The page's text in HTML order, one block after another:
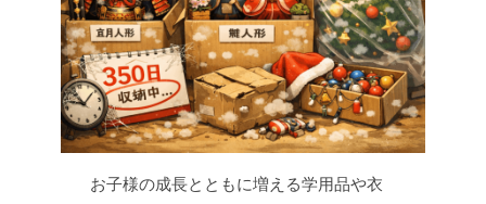
お子様の成長とともに増える学用品や衣